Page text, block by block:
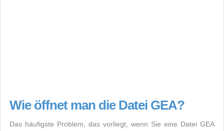
Wie öffnet man die Datei GEA?
Das häufigste Problem, das vorliegt, wenn Sie eine Datei GEA